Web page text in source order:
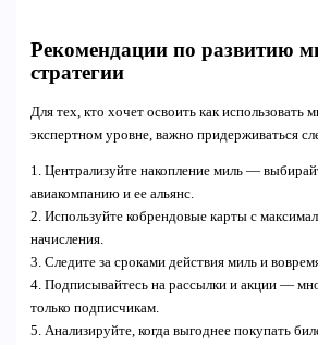
Рекомендации по развитию
стратегии
Для тех, кто хочет освоить как использовать
экспертном уровне, важно придерживаться
1. Централизуйте накопление миль —
авиакомпанию и ее альянс.
2. Используйте кобрендовые карты с
начисления.
3. Следите за сроками действия миль и
4. Подписывайтесь на рассылки и акции —
только подписчикам.
5. Анализируйте, когда выгоднее покупать